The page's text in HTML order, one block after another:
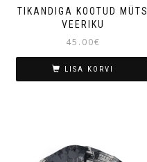
TIKANDIGA KOOTUD MÜTS
VEERIKU
45.00€
LISA KORVI